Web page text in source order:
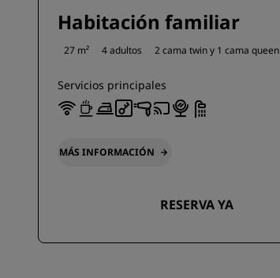
Habitación familiar
27 m² 4 adultos 2 cama twin y 1 cama queen
Servicios principales
MÁS INFORMACIÓN
RESERVA YA